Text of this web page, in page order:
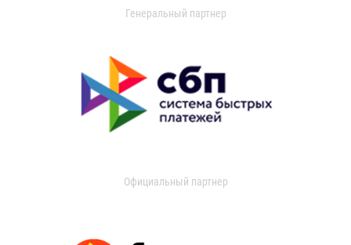
Генеральный партнер
Официальный партнер